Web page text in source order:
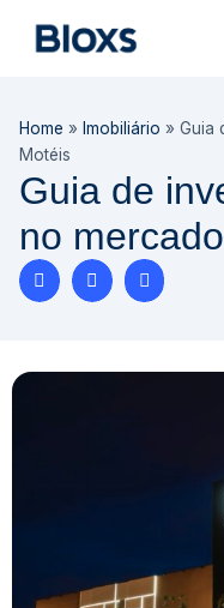
Home » Imobiliário » Guia
Motéis
Guia de
no